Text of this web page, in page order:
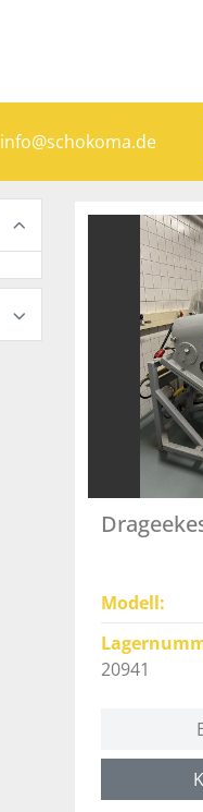
info@schokoma.de
Modell
20941